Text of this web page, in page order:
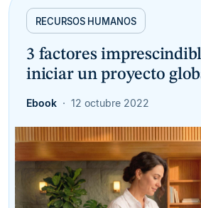
RECURSOS HUMANOS
3 factores
iniciar un proyecto
Ebook 12 octubre 2022